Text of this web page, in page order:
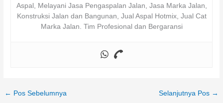
Aspal, Melayani Jasa Pengaspalan Jalan, Jasa Marka Jalan,
Konstruksi Jalan dan Bangunan, Jual Aspal Hotmix, Jual Cat
Marka Jalan. Tim Profesional dan Bergaransi
← Pos Sebelumnya Selanjutnya Pos →